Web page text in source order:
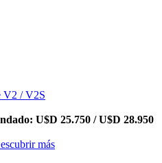
V2 / V2S
U$D 25.750 / U$D 28.950
más